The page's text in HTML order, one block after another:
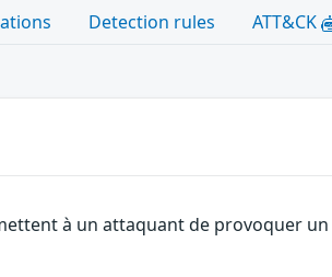
Detection rules ATT&CK
à un attaquant de provoquer